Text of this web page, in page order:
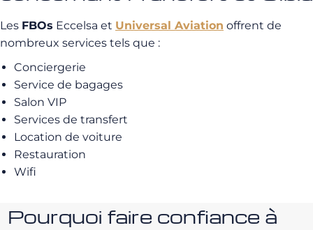
Les FBOs Eccelsa et Universal Aviation offrent de
nombreux services tels que :
Conciergerie
Service de bagages
Salon VIP
Services de transfert
Location de voiture
Restauration
Wifi
Pourquoi faire confiance à